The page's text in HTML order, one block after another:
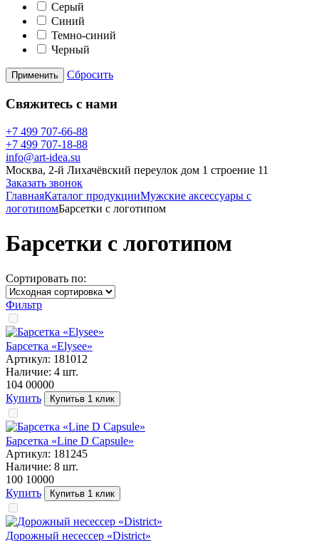
Серый
Синий
Темно-синий
Черный
Применить Сбросить
Свяжитесь с нами
+7 499 707-66-88
+7 499 707-18-88
info@art-idea.su
Москва, 2-й Лихачёвский переулок дом 1 строение 11
Заказать звонок
ГлавнаяКаталог продукцииМужские аксессуары с
логотипомБарсетки с логотипом
Барсетки с логотипом
Сортировать по:
Фильтр
Барсетка «Elysee»
Артикул: 181012
Наличие: 4 шт.
104 00000
Купить
Купитьв 1 клик
Барсетка «Line D Capsule»
Артикул: 181245
Наличие: 8 шт.
100 10000
Купить
Купитьв 1 клик
Дорожный несессер «District»